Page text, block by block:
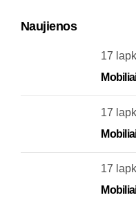
Naujienos
17
17
17